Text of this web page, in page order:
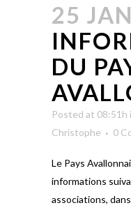
25 JAN
DU
Posted at 08:51h
Christophe
0
Le Pays
informations
associations,